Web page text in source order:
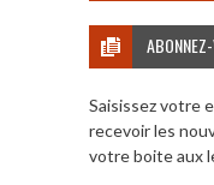
Saisissez votre
recevoir les
votre boite aux